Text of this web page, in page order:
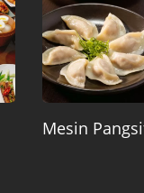
Mesin